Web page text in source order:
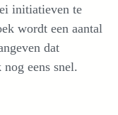
initiatieven te
wordt een aantal
dat
eens snel.